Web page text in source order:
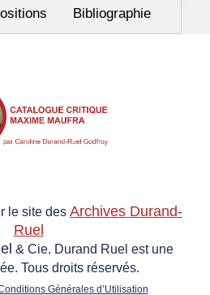
Bibliographie
le site des Archives Durand-
Ruel
& Cie. Durand Ruel est une
Tous droits réservés.
Générales d’Utilisation